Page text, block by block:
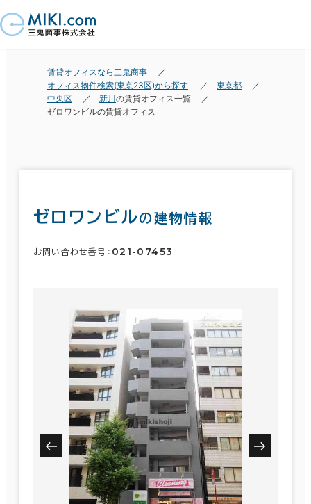
賃貸オフィスなら三鬼商事
オフィス物件検索(東京23区)から探す
東京都
中央区
新川 の賃貸オフィス一覧
ゼロワンビルの賃貸オフィス
ゼロワンビルの建物情報
お問い合わせ番号： 021-07453